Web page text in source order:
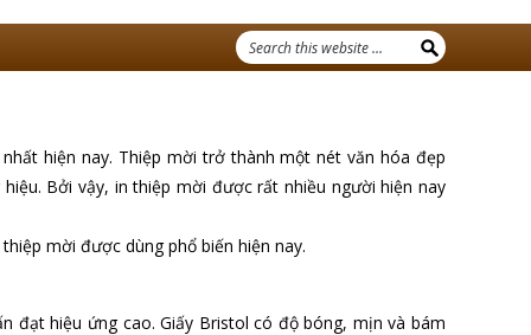
hiện nay. Thiệp mời trở thành một nét văn hóa đẹp
Bởi vậy, in thiệp mời được rất nhiều người hiện nay
mời được dùng phổ biến hiện nay.
đạt hiệu ứng cao. Giấy Bristol có độ bóng, mịn và bám